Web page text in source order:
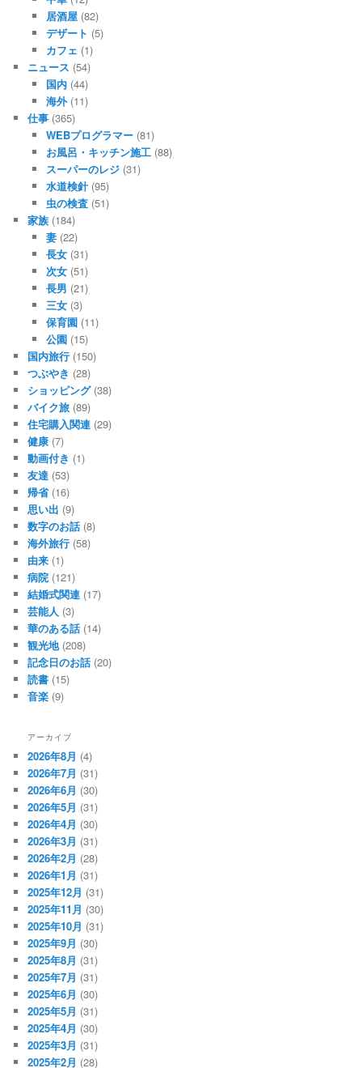
居酒屋(82)
デザート (5)
カフェ (1)
ニュース (54)
国内(44)
海外(11)
仕事 (365)
WEBプログラマー(81)
お風呂・キッチン施工(88)
スーパーのレジ(31)
水道検針(95)
虫の検査(51)
家族 (184)
妻(22)
長女(31)
次女(51)
長男 (21)
三女(3)
保育園(11)
公園(15)
国内旅行 (150)
つぶやき (28)
ショッピング(38)
バイク旅 (89)
住宅購入関連 (29)
健康 (7)
動画付き (1)
友達 (53)
帰省(16)
思い出 (9)
数字のお話 (8)
海外旅行 (58)
由来 (1)
病院 (121)
結婚式関連 (17)
芸能人 (3)
華のある話 (14)
観光地(208)
記念日のお話 (20)
読書 (15)
音楽 (9)
アーカイブ
2026年8月 (4)
2026年7月 (31)
2026年6月 (30)
2026年5月 (31)
2026年4月 (30)
2026年3月 (31)
2026年2月 (28)
2026年1月 (31)
2025年12月 (31)
2025年11月 (30)
2025年10月 (31)
2025年9月 (30)
2025年8月 (31)
2025年7月 (31)
2025年6月 (30)
2025年5月 (31)
2025年4月 (30)
2025年3月 (31)
2025年2月 (28)